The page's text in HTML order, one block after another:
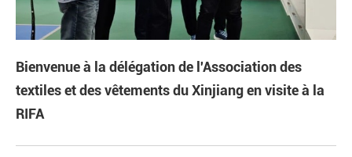
Bienvenue à la délégation de l'Association des
textiles et des vêtements du Xinjiang en visite à la
RIFA